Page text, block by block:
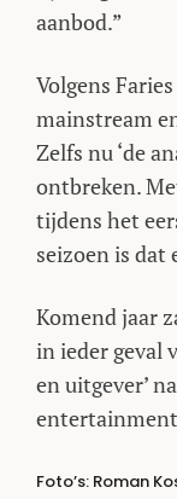
aanbod.”
Volgens
mainstream
Zelfs nu ‘de
ontbreken.
tijdens het
seizoen is dat
Komend jaar
in ieder geval
en uitgever’
entertainment
Foto’s: Roman